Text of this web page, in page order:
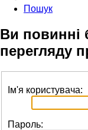
Пошук
Ви повинні
перегляду
Ім'я користувача:
Пароль: